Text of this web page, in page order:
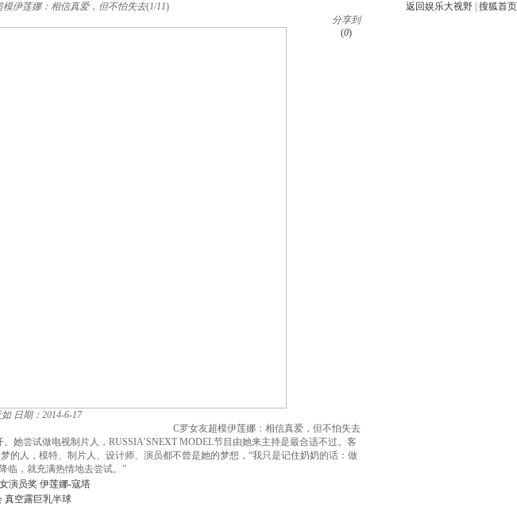
返回娱乐大视野 搜狐首页
模伊莲娜：相信真爱，但不怕失去(1/11)
分享到
(0)
如 日期：2014-6-17
C罗女友超模伊莲娜：相信真爱，但不怕失去
她尝试做电视制片人，RUSSIA’SNEXT MODEL节目由她来主持是最合适不过。客
人，模特、制片人、设计师、演员都不曾是她的梦想，“我只是记住奶奶的话：做
临，就充满热情地去尝试。”
演员奖 伊莲娜-寇塔
真空露巨乳半球